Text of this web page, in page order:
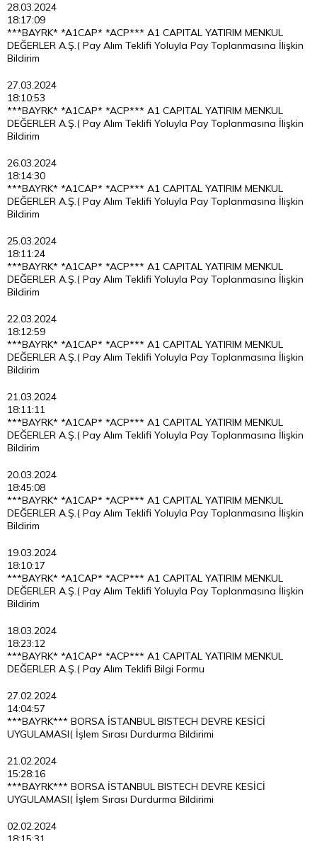
28.03.2024
18:17:09
***BAYRK* *A1CAP* *ACP*** A1 CAPITAL YATIRIM MENKUL
DEĞERLER A.Ş.( Pay Alım Teklifi Yoluyla Pay Toplanmasına İlişkin
Bildirim
27.03.2024
18:10:53
***BAYRK* *A1CAP* *ACP*** A1 CAPITAL YATIRIM MENKUL
DEĞERLER A.Ş.( Pay Alım Teklifi Yoluyla Pay Toplanmasına İlişkin
Bildirim
26.03.2024
18:14:30
***BAYRK* *A1CAP* *ACP*** A1 CAPITAL YATIRIM MENKUL
DEĞERLER A.Ş.( Pay Alım Teklifi Yoluyla Pay Toplanmasına İlişkin
Bildirim
25.03.2024
18:11:24
***BAYRK* *A1CAP* *ACP*** A1 CAPITAL YATIRIM MENKUL
DEĞERLER A.Ş.( Pay Alım Teklifi Yoluyla Pay Toplanmasına İlişkin
Bildirim
22.03.2024
18:12:59
***BAYRK* *A1CAP* *ACP*** A1 CAPITAL YATIRIM MENKUL
DEĞERLER A.Ş.( Pay Alım Teklifi Yoluyla Pay Toplanmasına İlişkin
Bildirim
21.03.2024
18:11:11
***BAYRK* *A1CAP* *ACP*** A1 CAPITAL YATIRIM MENKUL
DEĞERLER A.Ş.( Pay Alım Teklifi Yoluyla Pay Toplanmasına İlişkin
Bildirim
20.03.2024
18:45:08
***BAYRK* *A1CAP* *ACP*** A1 CAPITAL YATIRIM MENKUL
DEĞERLER A.Ş.( Pay Alım Teklifi Yoluyla Pay Toplanmasına İlişkin
Bildirim
19.03.2024
18:10:17
***BAYRK* *A1CAP* *ACP*** A1 CAPITAL YATIRIM MENKUL
DEĞERLER A.Ş.( Pay Alım Teklifi Yoluyla Pay Toplanmasına İlişkin
Bildirim
18.03.2024
18:23:12
***BAYRK* *A1CAP* *ACP*** A1 CAPITAL YATIRIM MENKUL
DEĞERLER A.Ş.( Pay Alım Teklifi Bilgi Formu
27.02.2024
14:04:57
***BAYRK*** BORSA İSTANBUL BISTECH DEVRE KESİCİ
UYGULAMASI( İşlem Sırası Durdurma Bildirimi
21.02.2024
15:28:16
***BAYRK*** BORSA İSTANBUL BISTECH DEVRE KESİCİ
UYGULAMASI( İşlem Sırası Durdurma Bildirimi
02.02.2024